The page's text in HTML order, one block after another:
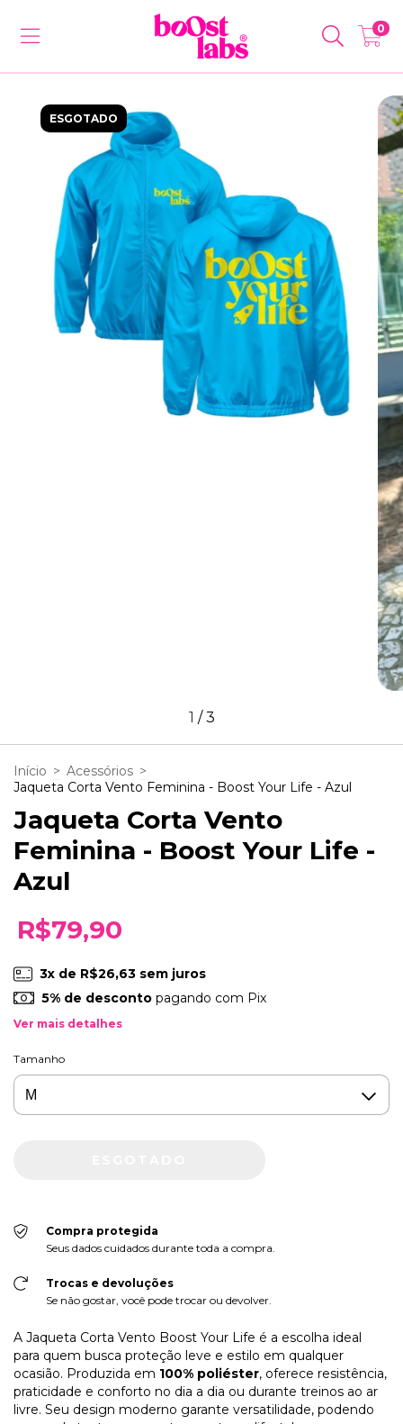
0
ESGOTADO
1 /3
Início > Acessórios >
Jaqueta Corta Vento Feminina - Boost Your Life - Azul
Jaqueta Corta Vento
Feminina - Boost Your Life -
Azul
R$79,90
3x de R$26,63sem juros
5% de desconto pagando com Pix
Ver mais detalhes
Tamanho
Compra protegida
Seus dados cuidados durante toda a compra.
Trocas e devoluções
Se não gostar, você pode trocar ou devolver.
A Jaqueta Corta Vento Boost Your Life é a escolha ideal
para quem busca proteção leve e estilo em qualquer
ocasião. Produzida em 100% poliéster, oferece resistência,
praticidade e conforto no dia a dia ou durante treinos ao ar
livre. Seu design moderno garante versatilidade, podendo